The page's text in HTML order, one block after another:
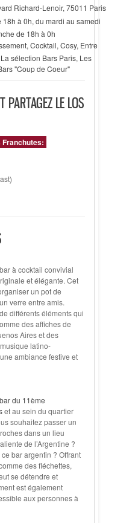
Richard-Lenoir, 75011 Paris
18h à 0h, du mardi au samedi
de 18h à 0h
, Cocktail, Cosy, Entre
La sélection Bars Paris, Les
"Coup de Coeur"
PARTAGEZ LE LOS
Franchutes:
à cocktail convivial
et élégante. Cet
un pot de
verre entre amis.
différents éléments qui
des affiches de
Aires et des
latino-
ambiance festive et
bar du 11ème
et au sein du quartier
souhaitez passer un
dans un lieu
de l’Argentine ?
bar argentin ? Offrant
des fléchettes,
se détendre et
est également
aux personnes à